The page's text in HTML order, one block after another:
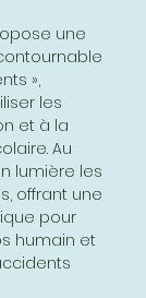
une
»,
les
et à la
Au
lumière les
offrant une
pour
humain et